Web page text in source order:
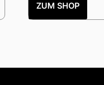
ZUM SHOP